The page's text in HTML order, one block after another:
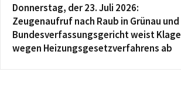
Donnerstag, der 23. Juli 2026:
Zeugenaufruf nach Raub in Grünau und
Bundesverfassungsgericht weist Klage
wegen Heizungsgesetzverfahrens ab